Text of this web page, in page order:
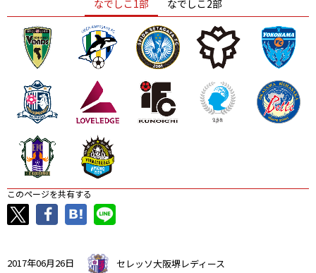
ニッパツ 名古屋 静岡 愛媛Ｌ
なでしこ1部 なでしこ2部
このページを共有する
2017年06月26日
セレッソ大阪堺レディース